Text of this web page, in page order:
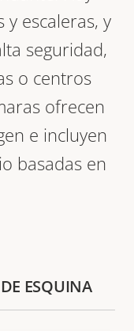
escaleras, y
seguridad,
o centros
ofrecen
e incluyen
basadas en
ESQUINA